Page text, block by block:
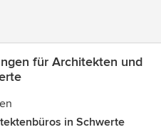
für Architekten und
in Schwerte